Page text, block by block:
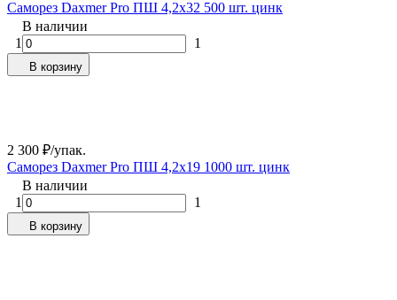
Самopез Daxmer Pro ПШ 4,2x32 500 шт. цинк
В наличии
1
1
В корзину
2 300 ₽/упак.
Самopез Daxmer Pro ПШ 4,2x19 1000 шт. цинк
В наличии
1
1
В корзину